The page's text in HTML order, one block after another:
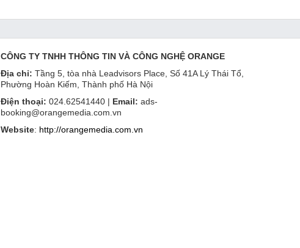
CÔNG TY TNHH THÔNG TIN VÀ CÔNG NGHỆ ORANGE
Địa chỉ: Tầng 5, tòa nhà Leadvisors Place, Số 41A Lý Thái Tổ,
Phường Hoàn Kiếm, Thành phố Hà Nội
Điện thoại: 024.62541440 | Email: ads-
booking@orangemedia.com.vn
Website: http://orangemedia.com.vn